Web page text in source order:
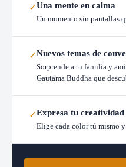
✓Una mente en calma
Un momento sin pantallas
✓Nuevos temas de
Sorprende a tu familia y
Gautama Buddha que
✓Expresa tu creatividad
Elige cada color tú mismo